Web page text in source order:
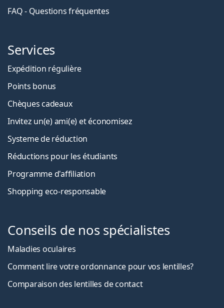
FAQ - Questions fréquentes
Services
Expédition régulière
Points bonus
Chèques cadeaux
Invitez un(e) ami(e) et économisez
Systeme de réduction
Réductions pour les étudiants
Programme d'affiliation
Shopping eco-responsable
Conseils de nos spécialistes
Maladies oculaires
Comment lire votre ordonnance pour vos lentilles?
Comparaison des lentilles de contact